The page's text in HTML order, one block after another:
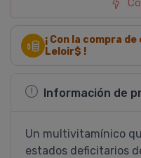
¡ Con la compra
Leloir$ !
Información de
Un multivitamí­nico
estados deficitarios